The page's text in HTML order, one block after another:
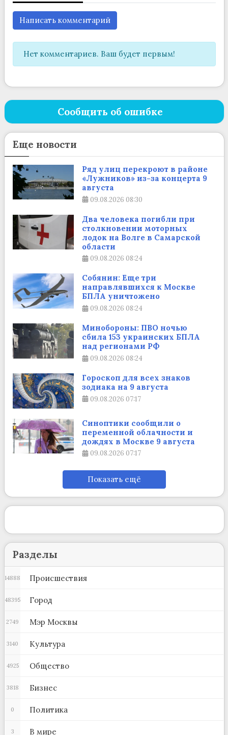
Написать комментарий
Нет комментариев. Ваш будет первым!
Сообщить об ошибке
Еще новости
Ряд улиц перекроют в районе
«Лужников» из-за концерта 9
августа
09.08.2026 08:30
Два человека погибли при
столкновении моторных
лодок на Волге в Самарской
области
09.08.2026 08:24
Собянин: Еще три
направлявшихся к Москве
БПЛА уничтожено
09.08.2026 08:24
Минобороны: ПВО ночью
сбила 153 украинских БПЛА
над регионами РФ
09.08.2026 08:24
Гороскоп для всех знаков
зодиака на 9 августа
09.08.2026 07:17
Синоптики сообщили о
переменной облачности и
дождях в Москве 9 августа
09.08.2026 07:17
Показать ещё
Разделы
Происшествия
14888
Город
48395
Мэр Москвы
2749
Культура
3140
Общество
4925
Бизнес
3818
Политика
0
В мире
3